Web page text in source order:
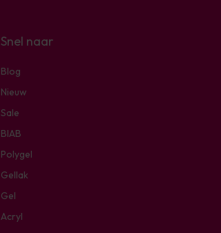
Snel naar
Blog
Nieuw
Sale
BIAB
Polygel
Gellak
Gel
Acryl